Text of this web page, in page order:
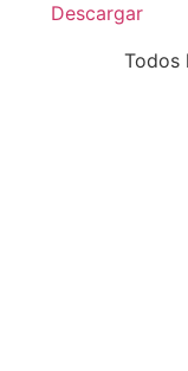
Descargar
Todos